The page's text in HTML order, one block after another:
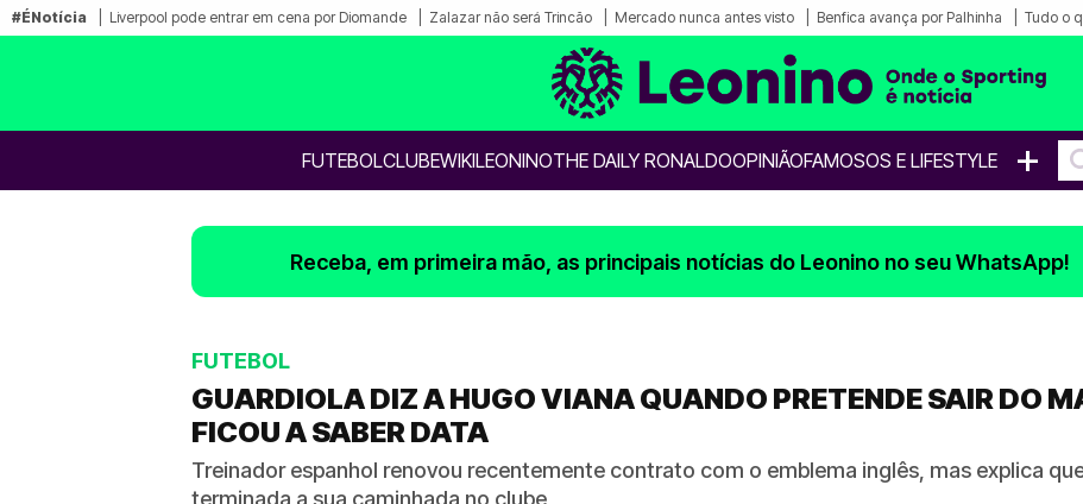
#ÉNotícia Liverpool pode entrar em cena por Diomande Zalazar não será Trincão Mercado nunca antes visto Benfica avança por Palhinha Tudo o
FUTEBOLCLUBEWIKILEONINOTHE DAILY RONALDOOPINIÃOFAMOSOS E LIFESTYLE +
Receba, em primeira mão, as principais notícias do Leonino no seu WhatsApp!
FUTEBOL
GUARDIOLA DIZ A HUGO VIANA QUANDO PRETENDE SAIR DO
FICOU A SABER DATA
Treinador espanhol renovou recentemente contrato com o emblema inglês, mas explica
terminada a sua caminhada no clube